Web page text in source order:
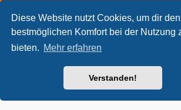
Diese Website nutzt Cookies, um dir den
bestmöglichen Komfort bei der Nutzung
bieten. Mehr erfahren
Verstanden!
metrolike style by Eric Seguin Updated for
Powered byphpBB ® Forum Software ©
Deutsche Übersetzung durch